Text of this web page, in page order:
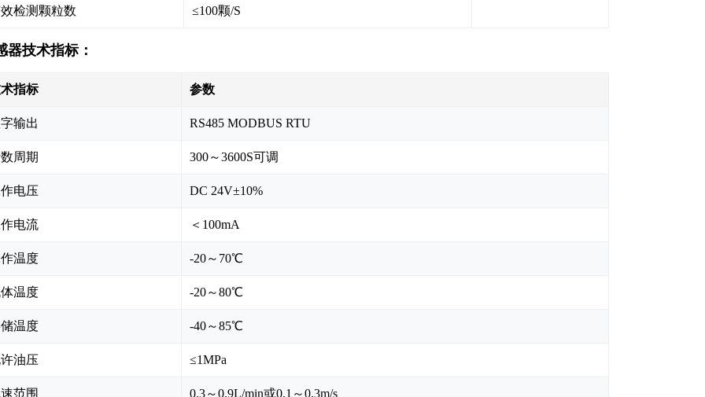
检测颗粒数 ≤100颗/S
器技术指标：
指标 参数
输出 RS485 MODBUS RTU
周期 300～3600S可调
电压 DC 24V±10%
电流 ＜100mA
温度 -20～70℃
温度 -20～80℃
温度 -40～85℃
油压 ≤1MPa
范围 0.3～0.9L/min或0.1～0.3m/s